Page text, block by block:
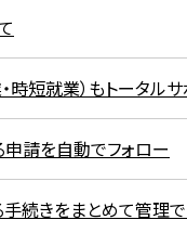
時短就業）もトータル
請を自動でフォロー
続きをまとめて管理